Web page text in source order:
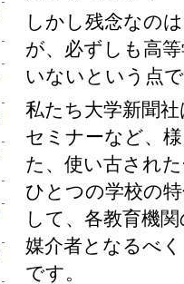
しかし残念なの
が、必ずしも高
いないという点
私たち大学新聞
セミナーなど、
た、使い古され
ひとつの学校の
して、各教育機
媒介者となるべ
です。